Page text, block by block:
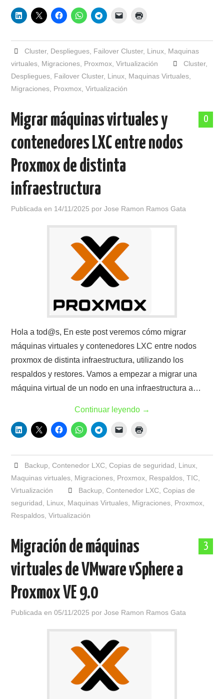
Cluster, Despliegues, Failover Cluster, Linux, Maquinas
virtuales Migraciones Proxmox ,Virtualización Cluster,
Despliegues Failover Cluster, Linux Maquinas Virtuales
Migraciones Proxmox ,Virtualización
0
Migrar máquinas virtuales y
contenedores LXC entre nodos
Proxmox de distinta
infraestructura
Publicada en 14/11/2025 porJose Ramon Ramos Gata
Hola a tod@s, En este post veremos cómo migrar
máquinas virtuales y contenedores LXC entre nodos
proxmox de distinta infraestructura, utilizando los
respaldos y restores. Vamos a empezar a migrar una
máquina virtual de un nodo en una infraestructura a…
Continuar leyendo →
Backup Contenedor LXC, Copias de seguridad Linux,
Maquinas virtuales Migraciones Proxmox Respaldos ,TIC
Virtualización
Backup Contenedor LXC, Copias de
seguridad
Linux Maquinas Virtuales Migraciones Proxmox
Respaldos ,Virtualización
3
Migración de máquinas
virtuales de VMware vSphere a
Proxmox VE 9.0
Publicada en05/11/2025 porJose Ramon Ramos Gata